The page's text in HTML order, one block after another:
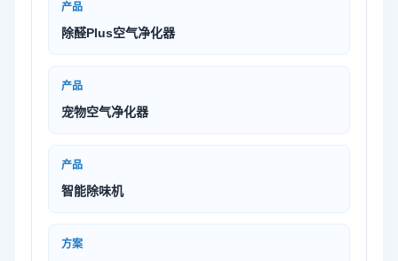
产品
除醛Plus空气净化器
产品
宠物空气净化器
产品
智能除味机
方案